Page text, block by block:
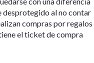
desprotegido al no contar
compras por regalos
el ticket de compra